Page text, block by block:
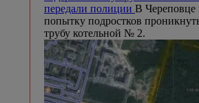
передали полиции В Череповце
попытку подростков
трубу котельной № 2.